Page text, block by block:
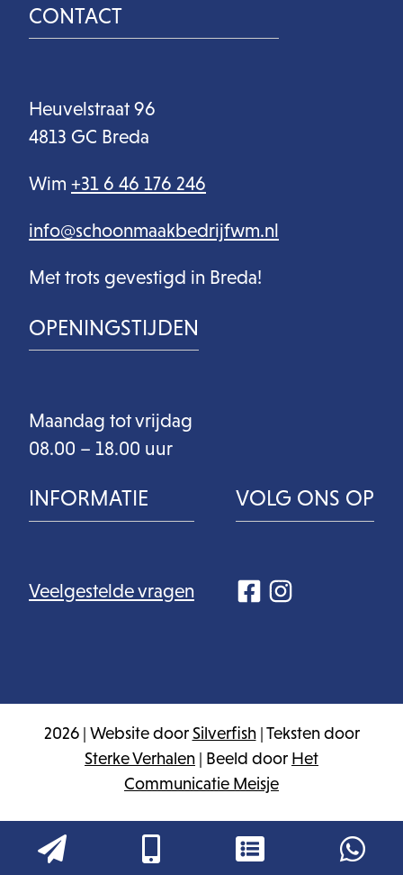
CONTACT
Heuvelstraat 96
4813 GC Breda
Wim +31 6 46 176 246
info@schoonmaakbedrijfwm.nl
Met trots gevestigd in Breda!
OPENINGSTIJDEN
Maandag tot vrijdag
08.00 – 18.00 uur
INFORMATIE
Veelgestelde vragen
VOLG ONS OP
2026 | Website door Silverfish| Teksten door
Sterke Verhalen | Beeld door Het
Communicatie Meisje